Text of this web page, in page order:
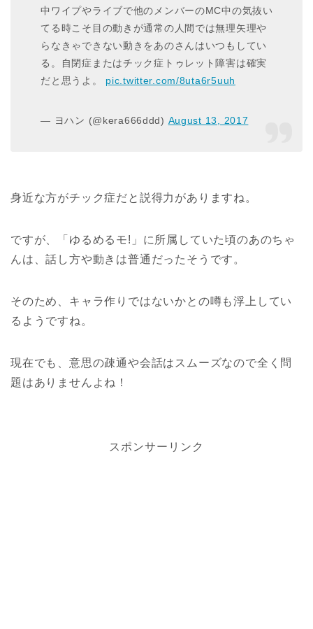
中ワイプやライブで他のメンバーのMC中の気抜い
てる時こそ目の動きが通常の人間では無理矢理や
らなきゃできない動きをあのさんはいつもしてい
る。自閉症またはチック症トゥレット障害は確実
だと思うよ。 pic.twitter.com/8uta6r5uuh
— ヨハン (@kera666ddd) August 13, 2017
身近な方がチック症だと説得力がありますね。
ですが、「ゆるめるモ!」に所属していた頃のあのちゃ
んは、話し方や動きは普通だったそうです。
そのため、キャラ作りではないかとの噂も浮上してい
るようですね。
現在でも、意思の疎通や会話はスムーズなので全く問
題はありませんよね！
スポンサーリンク